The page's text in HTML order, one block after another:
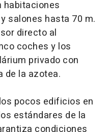
habitaciones
salones hasta 70 m.
directo al
coches y los
privado con
de la azotea.
pocos edificios en
estándares de la
condiciones